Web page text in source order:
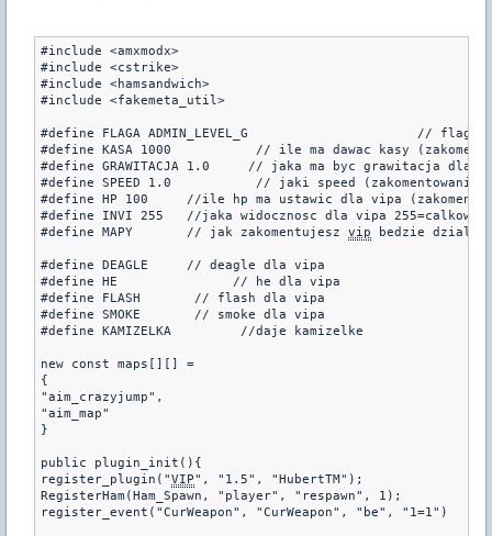
#include <amxmodx>
#include <cstrike>
#include <hamsandwich>
#include <fakemeta_util>
#define FLAGA
#define KASA 1000	    // ile ma dawac kasy (zakomentowanie wylacza)
#define GRAWITACJA 1.0	   // jaka ma byc grawitacja dla vipa (zakomentowanie wylacza)
#define SPEED 1.0	    // jaki speed (zakomentowanie wylacza)
#define HP 100	   //ile hp ma ustawic dla vipa (zakomentowanie wylacza)
#define INVI 255   //jaka widocznosc dla vipa 255=calkowita
#define MAPY	   // jak zakomentujesz vip bedzie dzialal
#define DEAGLE	   // deagle dla vipa
#define HE		 // he dla vipa
#define FLASH	    // flash dla vipa
#define SMOKE	    // smoke dla vipa
#define KAMIZELKA	  //daje kamizelke
new const maps[][] =
{
"aim_crazyjump",
"aim_map"
}
public plugin_init(){
register_plugin("VIP", "1.5", "HubertTM");
RegisterHam(Ham_Spawn, "player", "respawn", 1);
register_event("CurWeapon", "CurWeapon", "be", "1=1")